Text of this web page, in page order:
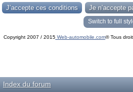
Switch to full
Copyright 2007 / 2015Web-automobile.com® Tous
Index du forum